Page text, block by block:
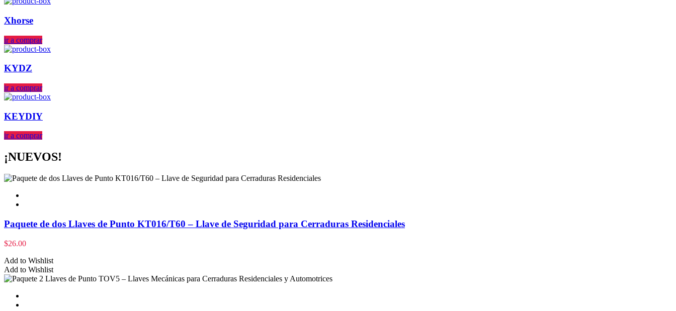
Xhorse
ir a comprar
KYDZ
ir a comprar
KEYDIY
ir a comprar
¡NUEVOS!
Paquete de dos Llaves de Punto KT016/T60 – Llave de Seguridad para Cerraduras Residenciales
$26.00
Add to Wishlist
Add to Wishlist